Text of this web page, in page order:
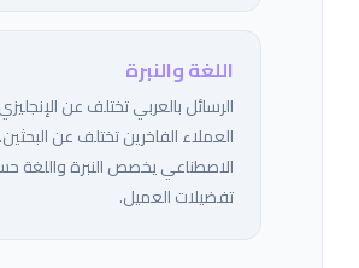
اللغة والنبرة
الرسائل بالعربي تختلف عن
العملاء الفاخرين تختلف عن
الاصطناعي يخصص النبرة واللغة
تفضيلات العميل.